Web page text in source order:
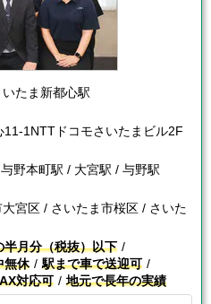
たま新都心駅
1NTTドコモさいたまビル2F
野本町駅 / 大宮駅 / 与野駅
宮区 / さいたま市桜区 / さいた
月分（税抜）以下
無休
駅まで車で送迎可
対応可 地元で長年の実績